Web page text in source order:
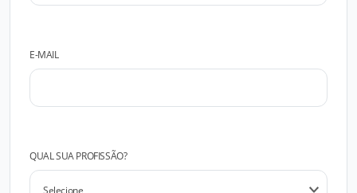
E-MAIL
QUAL SUA PROFISSÃO?